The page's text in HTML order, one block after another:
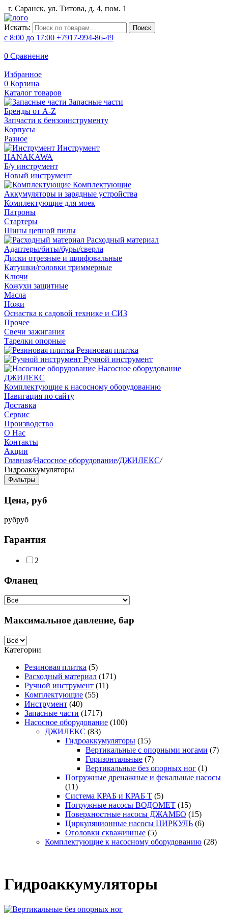
г. Саранск, ул. Титова, д. 4, пом. 1
Искать: Поиск
с 8:00 до 17:00 +7917-994-86-49
0 Сравнение
Избранное
0 Корзина
Каталог товаров
Запасные части
Бренды от A-Z
Запчасти к бензоинструменту
Корпусы
Разное
Инструмент
HANAKAWA
Б/у инструмент
Новый инструмент
Комплектующие
Аккумуляторы и зарядные устройства
Комплектующие для моек
Патроны
Стартеры
Шины цепной пилы
Расходный материал
Адаптеры/биты/буры/сверла
Диски отрезные и шлифовальные
Катушки/головки триммерные
Ключи
Кожухи защитные
Масла
Ножи
Оснастка к садовой технике и СИЗ
Прочее
Свечи зажигания
Тарелки опорные
Резиновая плитка
Ручной инструмент
Насосное оборудование
ДЖИЛЕКС
Комплектующие к насосному оборудованию
Навигация по сайту
Доставка
Сервис
Производство
О Нас
Контакты
Акции
Главная/Насосное оборудование/ДЖИЛЕКС/
Гидроаккумуляторы
Фильтры
Цена, руб
рубруб
Гарантия
2
Фланец
Максимальное давление, бар
Категории
Резиновая плитка (5)
Расходный материал (171)
Ручной инструмент (11)
Комплектующие (55)
Инструмент (40)
Запасные части (1717)
Насосное оборудование (100)
ДЖИЛЕКС (83)
Гидроаккумуляторы (15)
Вертикальные с опорными ногами (7)
Горизонтальные (7)
Вертикальные без опорных ног (1)
Погружные дренажные и фекальные насосы
(11)
Система КРАБ и КРАБ Т (5)
Погружные насосы ВОДОМЕТ (15)
Поверхностные насосы ДЖАМБО (15)
Циркуляционные насосы ЦИРКУЛЬ (6)
Оголовки скважинные (5)
Комплектующие к насосному оборудованию (28)
Гидроаккумуляторы